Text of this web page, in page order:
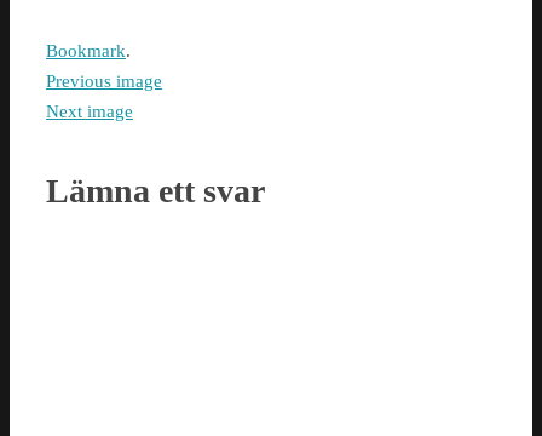
Bookmark.
Previous image
Next image
Lämna ett svar